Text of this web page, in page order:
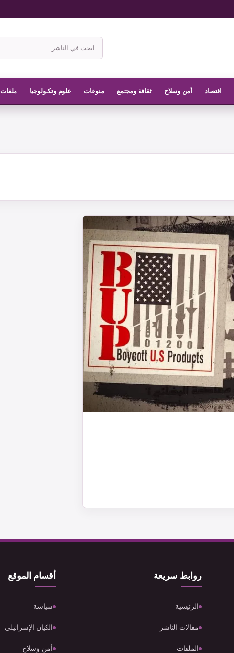
ابحث
في
الناشر
اقتصاد أمن وسلاح ثقافة ومجتمع منوعات علوم وتكنولوجيا ملفات
روابط سريعة
الرئيسية
مقالات الناشر
الملفات
أقسام الموقع
سياسة
الكيان الإسرائيلي
أمن وسلاح